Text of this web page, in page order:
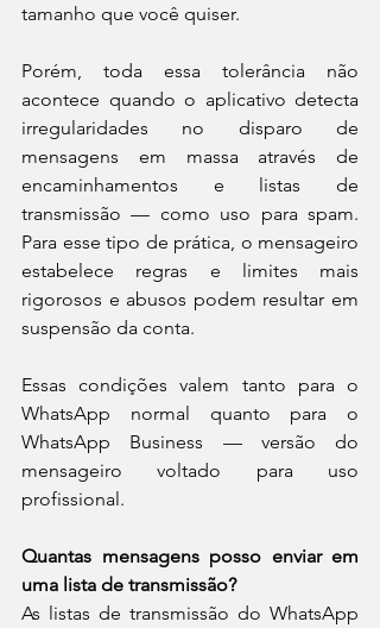
tamanho que você quiser.
Porém, toda essa tolerância não
acontece quando o aplicativo detecta
irregularidades no disparo de
mensagens em massa através de
encaminhamentos e listas de
transmissão — como uso para spam.
Para esse tipo de prática, o mensageiro
estabelece regras e limites mais
rigorosos e abusos podem resultar em
suspensão da conta.
Essas condições valem tanto para o
WhatsApp normal quanto para o
WhatsApp Business — versão do
mensageiro voltado para uso
profissional.
Quantas mensagens posso enviar em
uma lista de transmissão?
As listas de transmissão do WhatsApp